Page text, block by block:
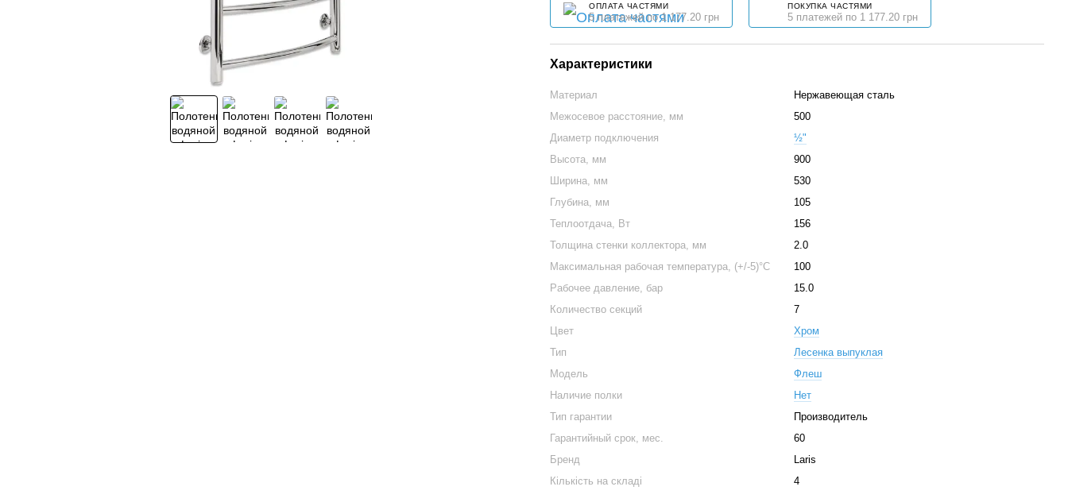
ОПЛАТА ЧАСТЯМИ
5 платежей по 1 177.20 грн
ПОКУПКА ЧАСТЯМИ
5 платежей по 1 177.20 грн
Характеристики
Материал
Нержавеющая сталь
Межосевое расстояние, мм
500
Диаметр подключения
½"
Высота, мм
900
Ширина, мм
530
Глубина, мм
105
Теплоотдача, Вт
156
Толщина стенки коллектора, мм
2.0
Максимальная рабочая температура, (+/-5)°C
100
Рабочее давление, бар
15.0
Количество секций
7
Цвет
Хром
Тип
Лесенка выпуклая
Модель
Флеш
Наличие полки
Нет
Тип гарантии
Производитель
Гарантийный срок, мес.
60
Бренд
Laris
Кількість на складі
4